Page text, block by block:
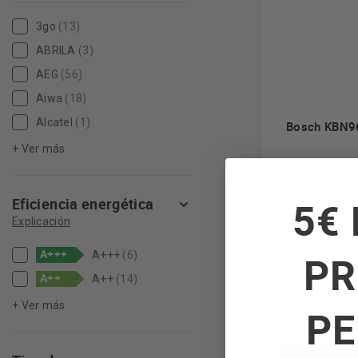
3go (13)
ABRILA (3)
AEG (56)
Aiwa (18)
Alcatel (1)
+ Ver más
Eficiencia energética
Explicación
A+++ A+++ (6)
A++ A++ (14)
+ Ver más
Bosch
Capacidad
Home Connect
Quedan 12 en oferta
5€